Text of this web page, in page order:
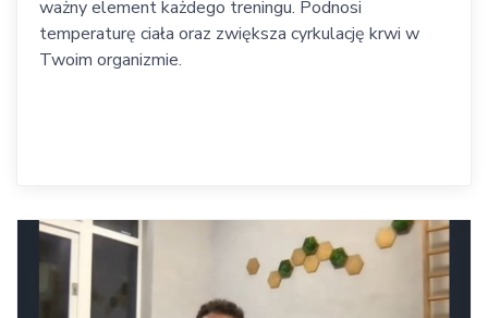
ważny element każdego treningu. Podnosi
temperaturę ciała oraz zwiększa cyrkulację krwi w
Twoim organizmie.